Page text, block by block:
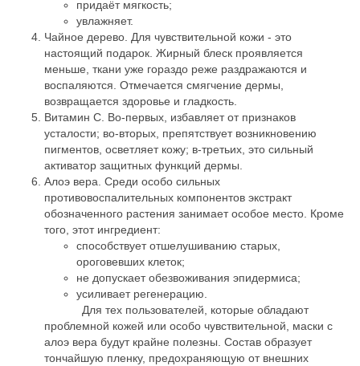
придаёт мягкость;
увлажняет.
Чайное дерево. Для чувствительной кожи - это
настоящий подарок. Жирный блеск проявляется
меньше, ткани уже гораздо реже раздражаются и
воспаляются. Отмечается смягчение дермы,
возвращается здоровье и гладкость.
Витамин С. Во-первых, избавляет от признаков
усталости; во-вторых, препятствует возникновению
пигментов, осветляет кожу; в-третьих, это сильный
активатор защитных функций дермы.
Алоэ вера. Среди особо сильных
противовоспалительных компонентов экстракт
обозначенного растения занимает особое место. Кроме
того, этот ингредиент:
способствует отшелушиванию старых,
ороговевших клеток;
не допускает обезвоживания эпидермиса;
усиливает регенерацию.
Для тех пользователей, которые обладают
проблемной кожей или особо чувствительной, маски с
алоэ вера будут крайне полезны. Состав образует
тончайшую пленку, предохраняющую от внешних